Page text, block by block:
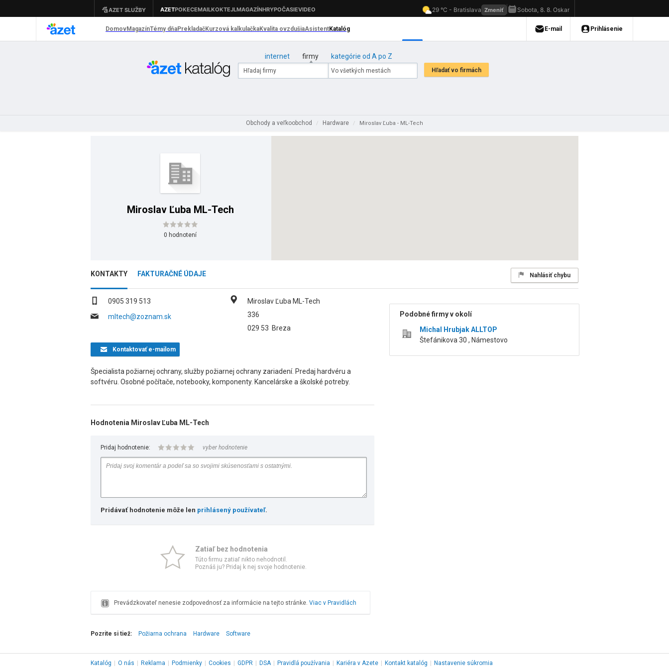
internet firmy kategórie od A po Z
Obchody a veľkoobchod / Hardware / Miroslav Ľuba - ML-Tech
Miroslav Ľuba ML-Tech
0 hodnotení
KONTAKTY FAKTURAČNÉ ÚDAJE Nahlásiť chybu
0905 319 513
mltech@zoznam.sk
Miroslav Ľuba ML-Tech
336
029 53 Breza
Kontaktovaťe-mailom
Špecialista požiarnej ochrany, služby požiarnej ochrany zariadení. Predaj hardvéru a
softvéru. Osobné počítače, notebooky, komponenty. Kancelárske a školské potreby.
Hodnotenia Miroslav Ľuba ML-Tech
Pridaj hodnotenie: vyber hodnotenie
Pridávať hodnotenie môže len prihlásený používateľ.
Zatiaľ bez hodnotenia
Túto firmu zatiaľ nikto nehodnotil.
Poznáš ju? Pridaj k nej svoje hodnotenie.
Prevádzkovateľ nenesie zodpovednosť za informácie na tejto stránke. Viac v Pravidlách
Podobné firmy v okolí
Michal Hrubjak ALLTOP
Štefánikova 30 , Námestovo
Pozrite si tiež: Požiarna ochrana Hardware Software
Katalóg O nás Reklama Podmienky Cookies GDPR DSA Pravidlá používania Kariéra v Azete Kontakt katalóg
Nastavenie súkromia